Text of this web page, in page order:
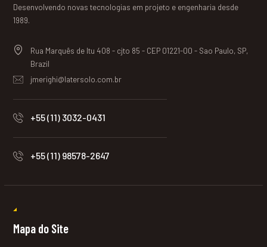
Desenvolvendo novas tecnologias em projeto e engenharia desde
1989.
Rua Marquês de Itu 408 - cjto 85 - CEP 01221-00 - Sao Paulo, SP,
Brazil
jmerighi@latersolo.com.br
+55 (11) 3032-0431
+55 (11) 98578-2647
Mapa do Site